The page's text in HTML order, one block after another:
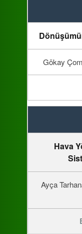
Gökay
Hava
Ayça